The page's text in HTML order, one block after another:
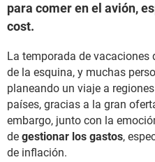
para comer en el avión,
cost.
La temporada de vacaciones
de la esquina, y muchas
planeando un viaje a
países, gracias a la gran
embargo, junto con la
de gestionar los gastos,
de inflación.